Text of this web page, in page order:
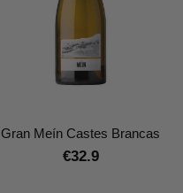
Gran Meín Castes Brancas
€32.9